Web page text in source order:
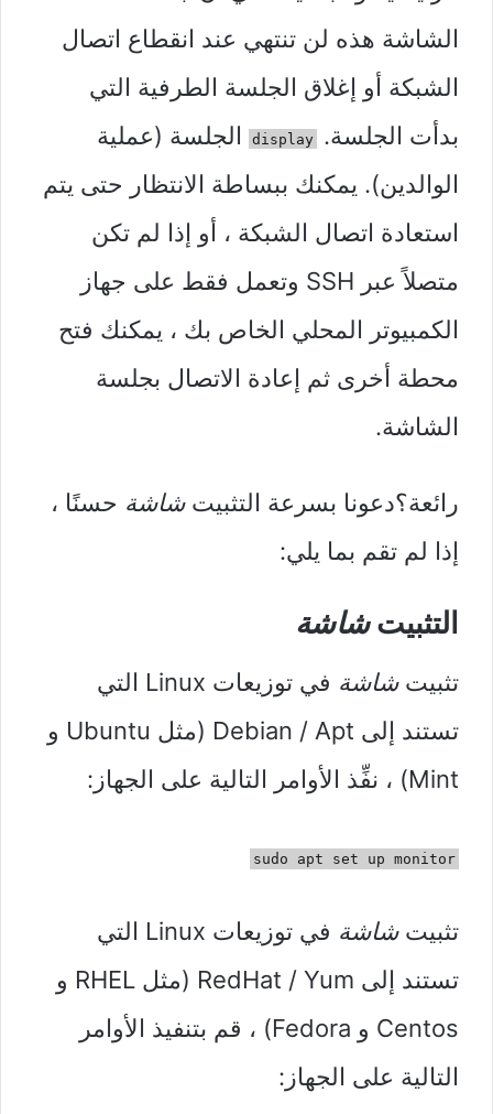
الشاشة هذه لن تنتهي عند انقطاع اتصال
الشبكة أو إغلاق الجلسة الطرفية التي
بدأت الجلسة.
display
الجلسة (عملية
الوالدين). يمكنك ببساطة الانتظار حتى يتم
استعادة اتصال الشبكة ، أو إذا لم تكن
متصلاً عبر SSH وتعمل فقط على جهاز
الكمبيوتر المحلي الخاص بك ، يمكنك فتح
محطة أخرى ثم إعادة الاتصال بجلسة
الشاشة.
رائعة؟دعونا بسرعة التثبيتشاشة حسنًا ،
إذا لم تقم بما يلي:
التثبيتشاشة
تثبيتشاشة
في توزيعات Linux التي
تستند إلى Debian / Apt (مثل Ubuntu و
Mint) ، نفِّذ الأوامر التالية على الجهاز:
sudo apt set up monitor
تثبيتشاشة
في توزيعات Linux التي
تستند إلى RedHat / Yum (مثل RHEL و
Centos و Fedora) ، قم بتنفيذ الأوامر
التالية على الجهاز: